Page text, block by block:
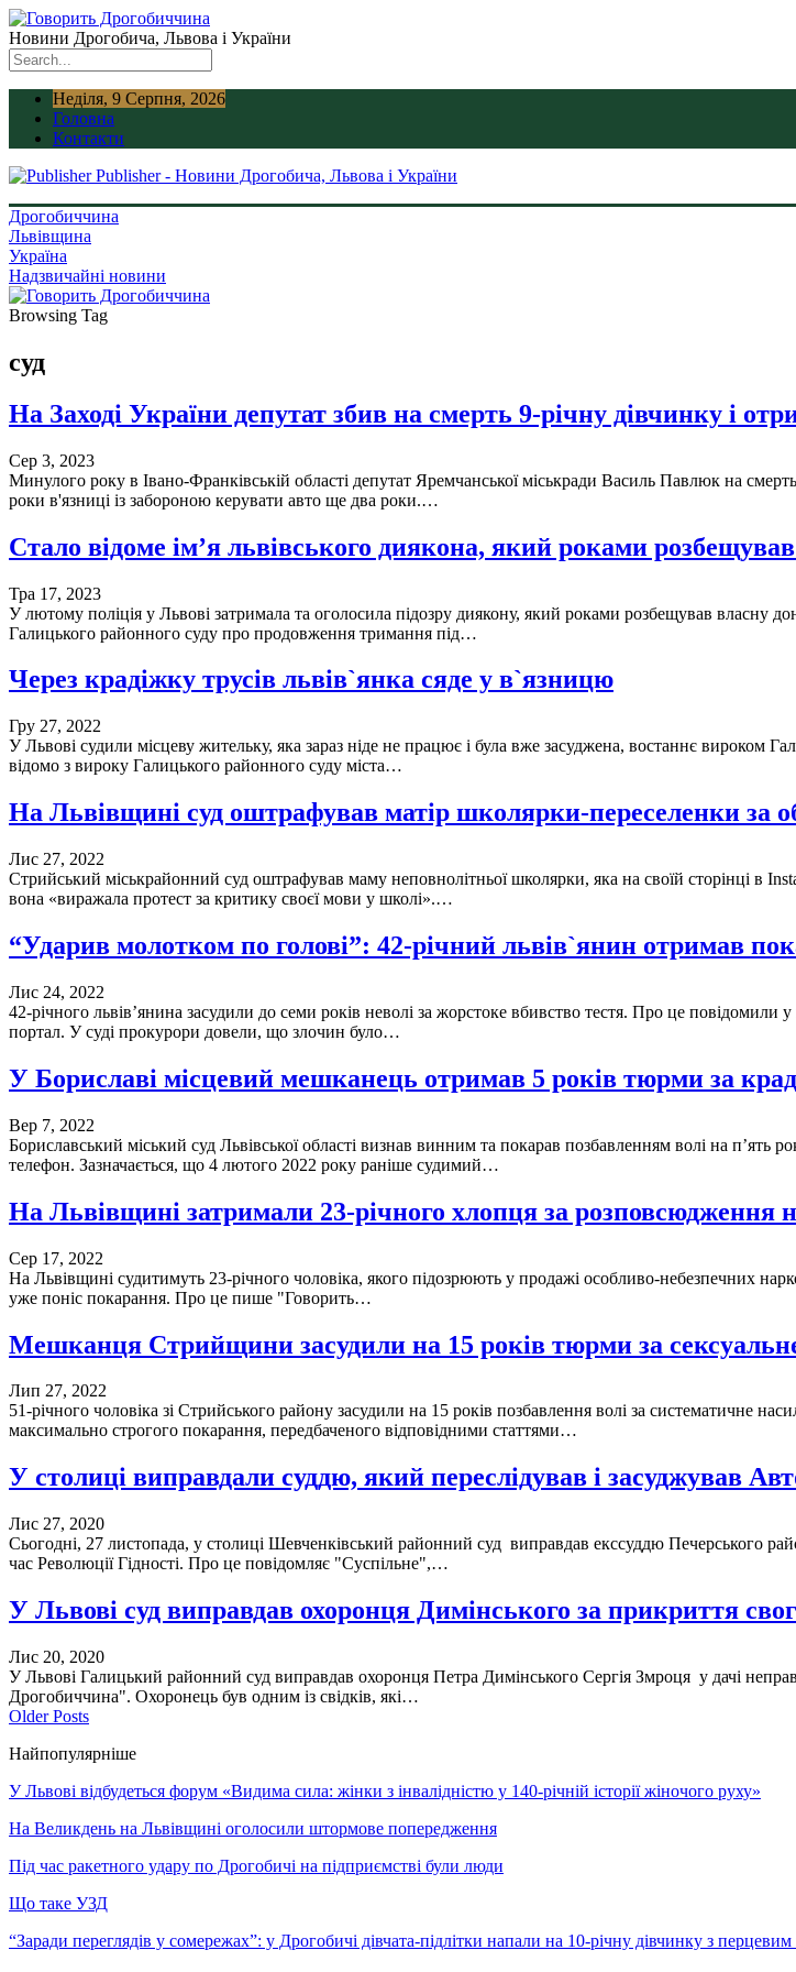
Новини Дрогобича, Львова і України
Неділя, 9 Серпня, 2026
Головна
Контакти
Publisher - Новини Дрогобича, Львова і України
Дрогобиччина
Львівщина
Україна
Надзвичайні новини
Browsing Tag
суд
На Заході України депутат збив на смерть 9-річну дівчинку і
Сер 3, 2023
Минулого року в Івано-Франківській області депутат Яремчанської міськради Василь Павлюк на
роки в'язниці із забороною керувати авто ще два роки.…
Стало відоме ім’я львівського диякона, який роками
Тра 17, 2023
У лютому поліція у Львові затримала та оголосила підозру диякону, який роками розбещував власну
Галицького районного суду про продовження тримання під…
Через крадіжку трусів львів`янка сяде у в`язницю
Гру 27, 2022
У Львові судили місцеву жительку, яка зараз ніде не працює і була вже засуджена, востаннє вироком
відомо з вироку Галицького районного суду міста…
На Львівщині суд оштрафував матір школярки-переселенки за
Лис 27, 2022
Стрийський міськрайонний суд оштрафував маму неповнолітньої школярки, яка на своїй сторінці в
вона «виражала протест за критику своєї мови у школі».…
“Ударив молотком по голові”: 42-річний львів`янин отримав
Лис 24, 2022
42-річного львів’янина засудили до семи років неволі за жорстоке вбивство тестя. Про це повідомили
портал. У суді прокурори довели, що злочин було…
У Бориславі місцевий мешканець отримав 5 років тюрми за
Вер 7, 2022
Бориславський міський суд Львівської області визнав винним та покарав позбавленням волі на
телефон. Зазначається, що 4 лютого 2022 року раніше судимий…
На Львівщині затримали 23-річного хлопця за розповсюдження
Сер 17, 2022
На Львівщині судитимуть 23-річного чоловіка, якого підозрюють у продажі особливо-небезпечних
уже поніс покарання. Про це пише "Говорить…
Мешканця Стрийщини засудили на 15 років тюрми за
Лип 27, 2022
51-річного чоловіка зі Стрийського району засудили на 15 років позбавлення волі за систематичне
максимально строгого покарання, передбаченого відповідними статтями…
У столиці виправдали суддю, який переслідував і засуджував
Лис 27, 2020
Сьогодні, 27 листопада, у столиці Шевченківський районний суд виправдав екссуддю Печерського
час Революції Гідності. Про це повідомляє "Суспільне",…
У Львові суд виправдав охоронця Димінського за прикриття
Лис 20, 2020
У Львові Галицький районний суд виправдав охоронця Петра Димінського Сергія Змроця у дачі
Дрогобиччина". Охоронець був одним із свідків, які…
Older Posts
Найпопулярніше
У Львові відбудеться форум «Видима сила: жінки з інвалідністю у 140-річній історії жіночого руху»
На Великдень на Львівщині оголосили штормове попередження
Під час ракетного удару по Дрогобичі на підприємстві були люди
Що таке УЗД
“Заради переглядів у сомережах”: у Дрогобичі дівчата-підлітки напали на 10-річну дівчинку з